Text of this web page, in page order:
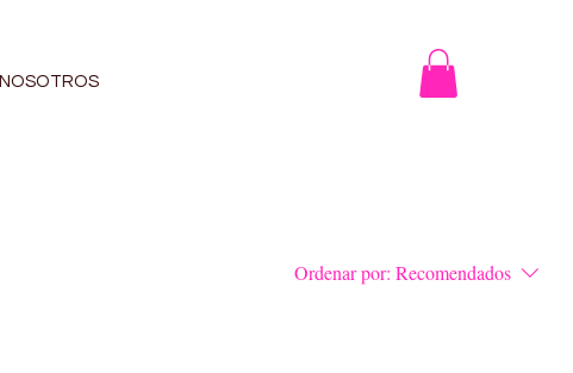
NOSOTROS
Ordenar por: Recomendados